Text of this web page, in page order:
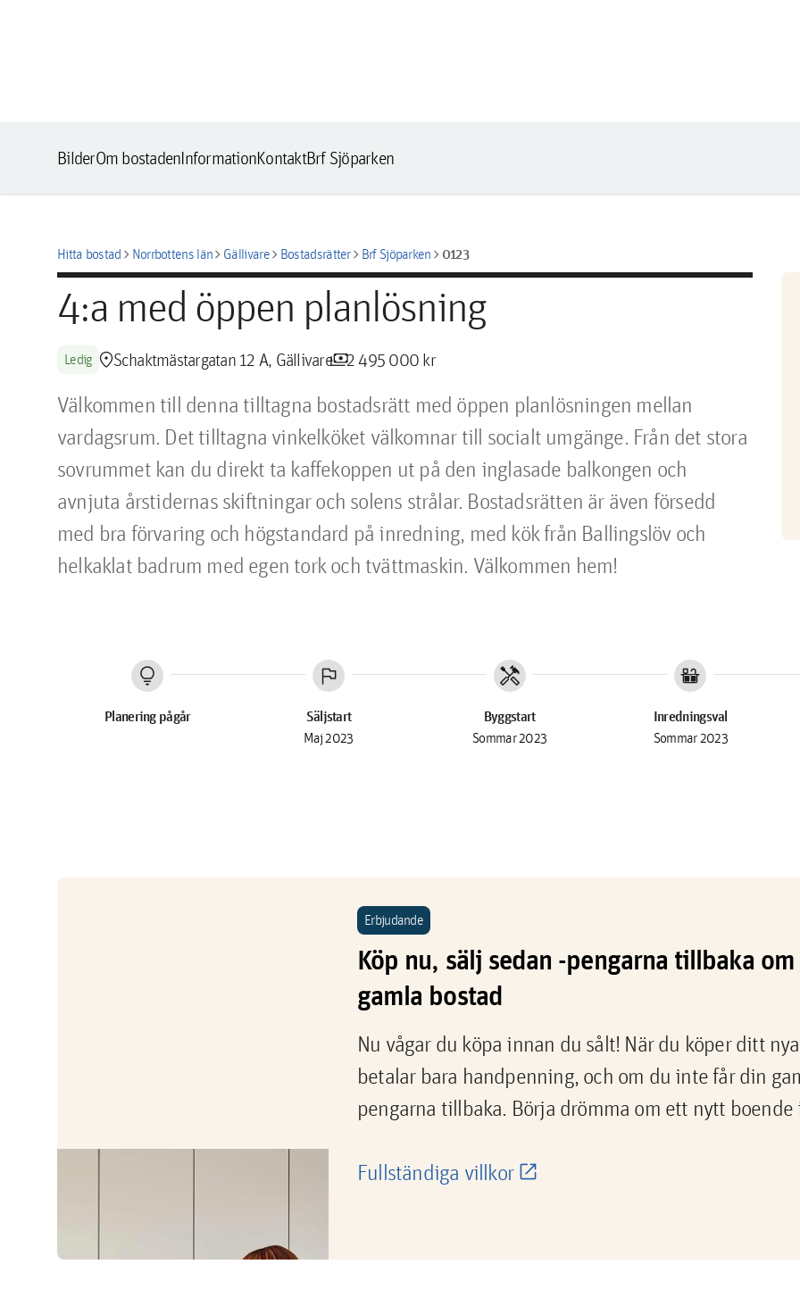
BilderOm bostadenInformationKontaktBrf Sjöparken
Hitta bostadchevron_rightNorrbottens länchevron_rightGällivarechevron_rightBostadsrätterchevron_rightBrf Sjöparkenchevron_right0123
4:a med öppen planlösning
Ledig location_pinSchaktmästargatan 12 A, Gällivarepayments2 495 000 kr
Välkommen till denna tilltagna bostadsrätt med öppen planlösningen mellan
vardagsrum. Det tilltagna vinkelköket välkomnar till socialt umgänge. Från det stora
sovrummet kan du direkt ta kaffekoppen ut på den inglasade balkongen och
avnjuta årstidernas skiftningar och solens strålar. Bostadsrätten är även försedd
med bra förvaring och högstandard på inredning, med kök från Ballingslöv och
helkaklat badrum med egen tork och tvättmaskin. Välkommen hem!
lightbulb
Planering pågår
flag
Säljstart
Maj 2023
handyman
Byggstart
Sommar 2023
countertops
Inredningsval
Sommar 2023
Erbjudande
Köp nu, sälj sedan -pengarna tillbaka
gamla bostad
Nu vågar du köpa innan du sålt! När du köper ditt
betalar bara handpenning, och om du inte får din
pengarna tillbaka. Börja drömma om ett nytt boende
Fullständiga villkor